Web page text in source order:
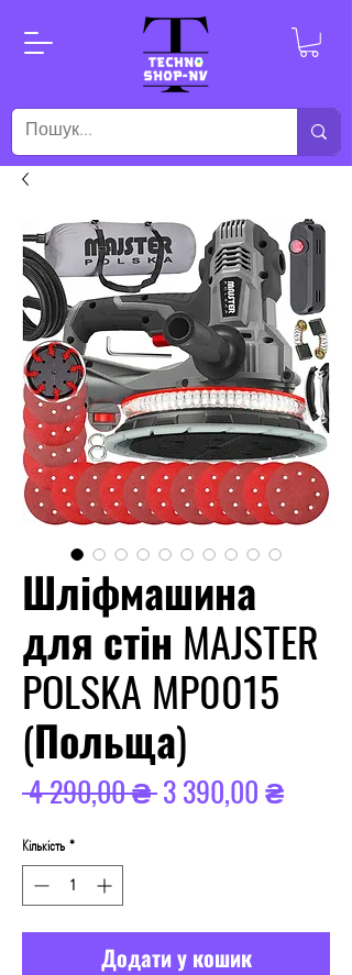
Шліфмашина
для стін MAJSTER
POLSKA MP0015
(Польща)
4 290,00 ₴ Звичайна
3 390,00 ₴За
Кількість *
Додати у кошик